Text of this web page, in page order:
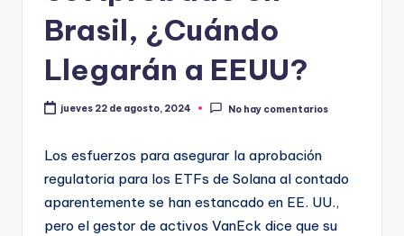
Brasil, ¿Cuándo
Llegarán a EEUU?
jueves 22 de agosto, 2024 No hay comentarios
Los esfuerzos para asegurar la aprobación
regulatoria para los ETFs de Solana al contado
aparentemente se han estancado en EE. UU.,
pero el gestor de activos VanEck dice que su